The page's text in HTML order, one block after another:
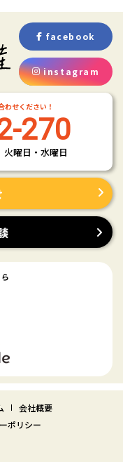
facebook
instagram
わせください！
270
曜日・水曜日
会社概要
ポリシー